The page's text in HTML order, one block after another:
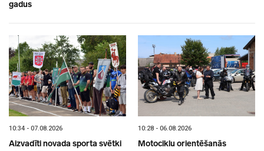
gadus
10:34 - 07.08.2026
Aizvadīti novada sporta svētki
10:28 - 06.08.2026
Motociklu orientēšanās